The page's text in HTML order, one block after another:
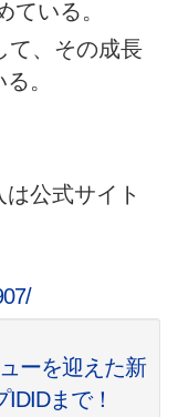
ている。
て、その成長
。
公式サイト
ーを迎えた新
まで！